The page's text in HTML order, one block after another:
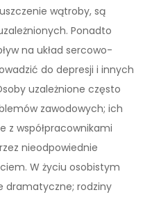
wątroby, są
Ponadto
na układ sercowo-
do depresji i innych
uzależnione często
zawodowych; ich
z współpracownikami
nieodpowiednie
W życiu osobistym
dramatyczne; rodziny